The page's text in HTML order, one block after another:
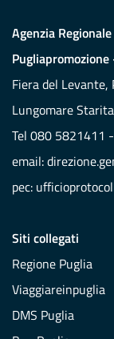
Agenzia
Fiera del Levante,
Lungomare
Tel 080 5821411
email:
pec:
Siti collegati
Regione Puglia
Viaggiareinpuglia
DMS Puglia